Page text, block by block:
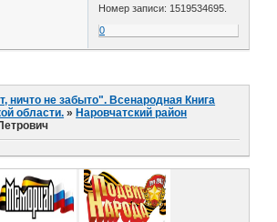
Номер записи: 1519534695.
0
ничто не забыто". Всенародная Книга
области. » Наровчатский район